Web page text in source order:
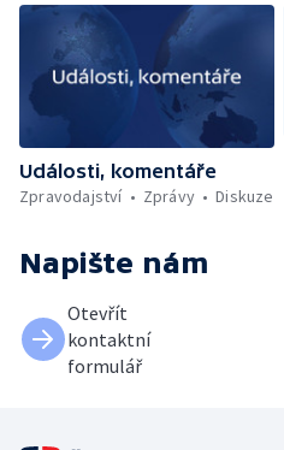
Události, komentáře
Zpravodajství
Zprávy Diskuze
Napište nám
Otevřít
kontaktní
formulář